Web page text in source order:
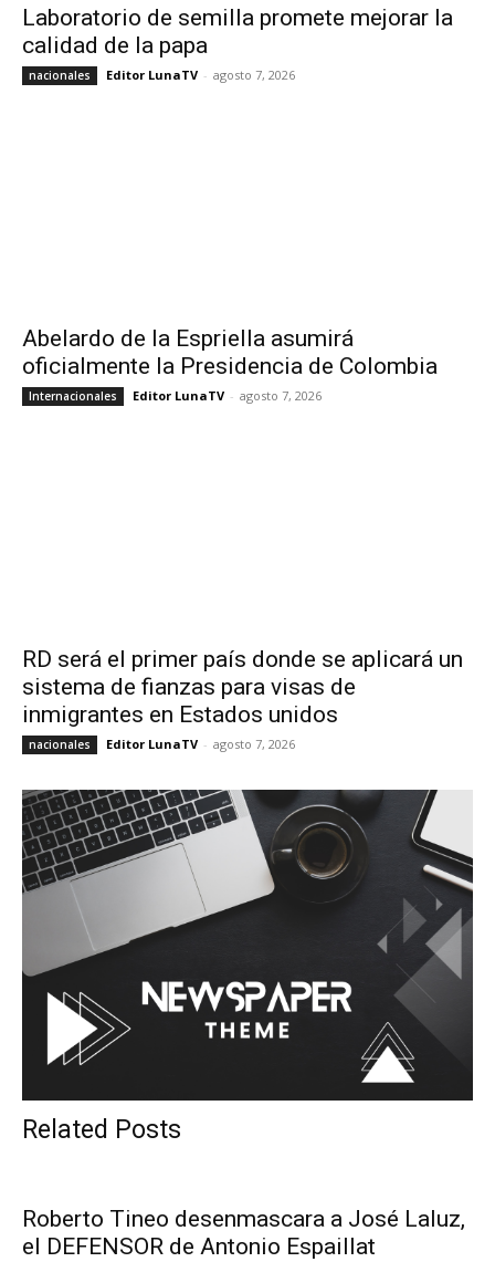
Laboratorio de semilla promete mejorar la
calidad de la papa
nacionales Editor LunaTV - agosto 7, 2026
Abelardo de la Espriella asumirá
oficialmente la Presidencia de Colombia
Internacionales Editor LunaTV - agosto 7, 2026
RD será el primer país donde se aplicará un
sistema de fianzas para visas de
inmigrantes en Estados unidos
nacionales Editor LunaTV - agosto 7, 2026
Related Posts
Roberto Tineo desenmascara a José Laluz,
el DEFENSOR de Antonio Espaillat